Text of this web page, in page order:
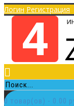
Логин Регистрация
0 товар(ов) - 0.00